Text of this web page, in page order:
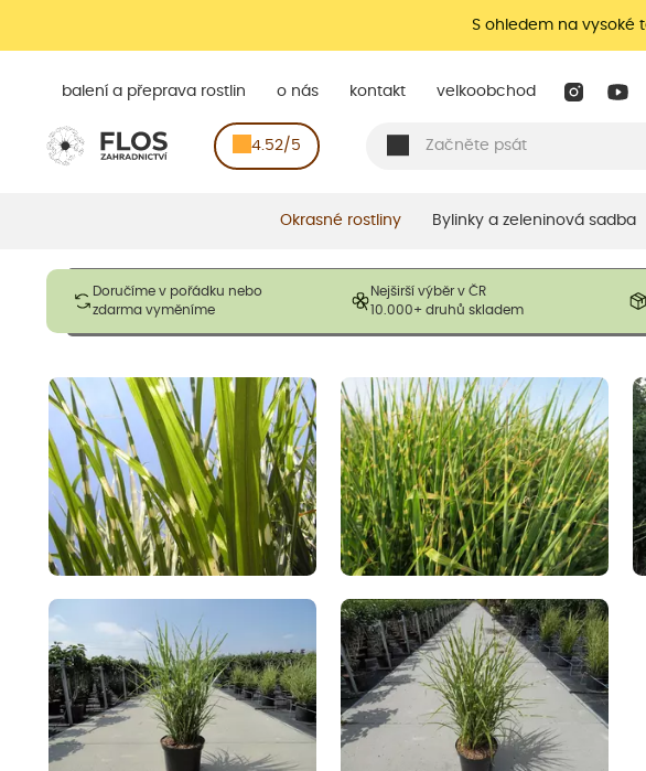
S ohledem na vysoké
balení a přeprava rostlin o nás kontakt velkoobchod
4.52/5
Okrasné rostliny Bylinky a zeleninová sadba
Doručíme v pořádku nebo
zdarma vyměníme
Nejširší výběr v ČR
10.000+ druhů skladem
Obrázky slouží pouze pro ilustrační účely a mají reprezentovat prodávané produkty. V
opadavé rostliny dodávány v dormantním stavu a bez listů. Rostliny mohou být také